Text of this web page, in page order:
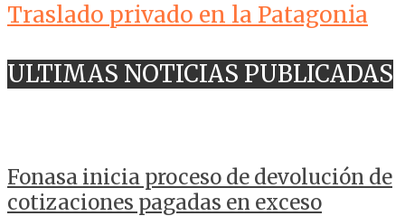
Traslado privado en la Patagonia
ULTIMAS NOTICIAS PUBLICADAS
Fonasa inicia proceso de devolución de
cotizaciones pagadas en exceso